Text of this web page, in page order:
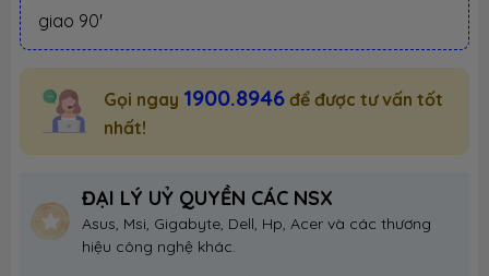
giao 90'
Gọi ngay 1900.8946 để được tư vấn tốt
nhất!
ĐẠI LÝ UỶ QUYỀN CÁC NSX
Asus, Msi, Gigabyte, Dell, Hp, Acer và các thương
hiệu công nghệ khác.